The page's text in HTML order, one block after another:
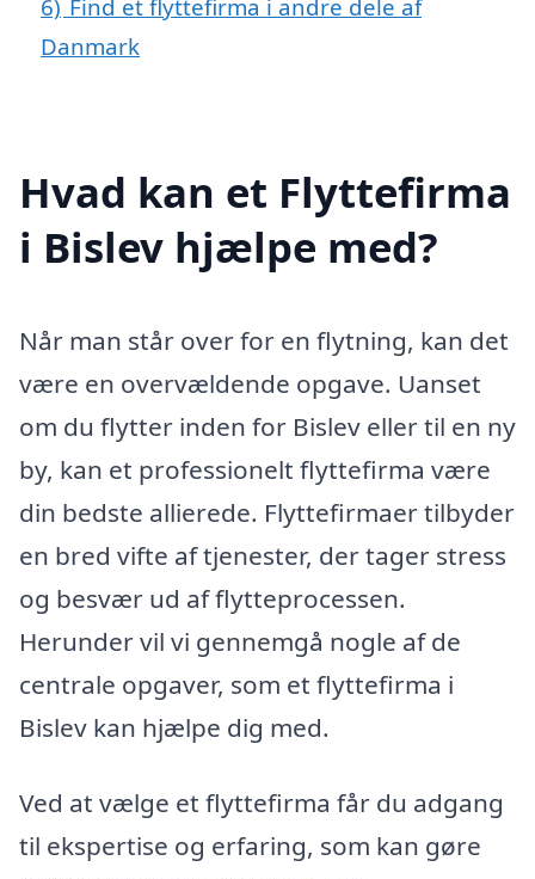
6) Find et flyttefirma i andre dele af
Danmark
Hvad kan et Flyttefirma
i Bislev hjælpe med?
Når man står over for en flytning, kan det
være en overvældende opgave. Uanset
om du flytter inden for Bislev eller til en ny
by, kan et professionelt flyttefirma være
din bedste allierede. Flyttefirmaer tilbyder
en bred vifte af tjenester, der tager stress
og besvær ud af flytteprocessen.
Herunder vil vi gennemgå nogle af de
centrale opgaver, som et flyttefirma i
Bislev kan hjælpe dig med.
Ved at vælge et flyttefirma får du adgang
til ekspertise og erfaring, som kan gøre